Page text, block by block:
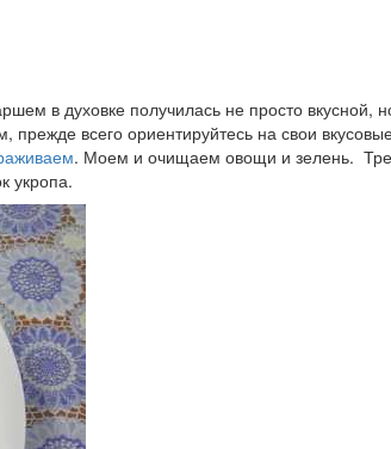
в духовке получилась не просто вкусной,
всего ориентируйтесь на свои
. Моем и очищаем овощи и зелень.
укропа.